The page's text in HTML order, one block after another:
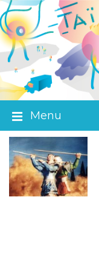
Skip
to
content
Skip
to
main
navigation
Skip
to
footer
Menu